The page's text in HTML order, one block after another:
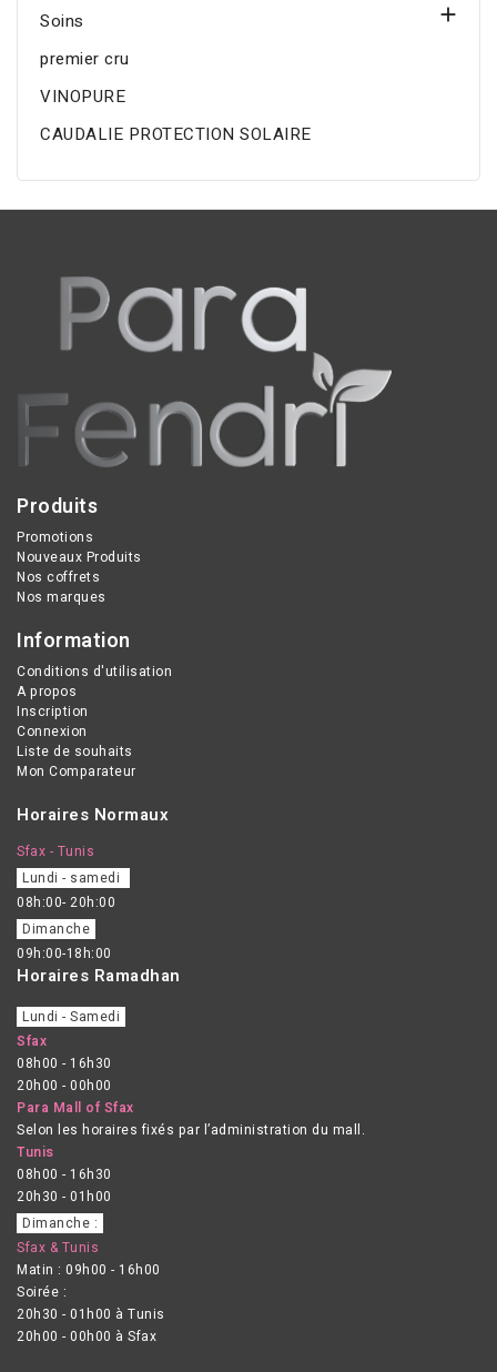
Soins

premier cru
VINOPURE
CAUDALIE PROTECTION SOLAIRE
Produits
Promotions
Nouveaux Produits
Nos coffrets
Nos marques
Information
Conditions d'utilisation
A propos
Inscription
Connexion
Liste de souhaits
Mon Comparateur
Horaires Normaux
Sfax - Tunis
Lundi - samedi
08h:00- 20h:00
Dimanche
09h:00-18h:00
Horaires Ramadhan
Lundi - Samedi
Sfax
08h00 - 16h30
20h00 - 00h00
Para Mall of Sfax
Selon les horaires fixés par l’administration du mall.
Tunis
08h00 - 16h30
20h30 - 01h00
Dimanche :
Sfax & Tunis
Matin : 09h00 - 16h00
Soirée :
20h30 - 01h00 à Tunis
20h00 - 00h00 à Sfax